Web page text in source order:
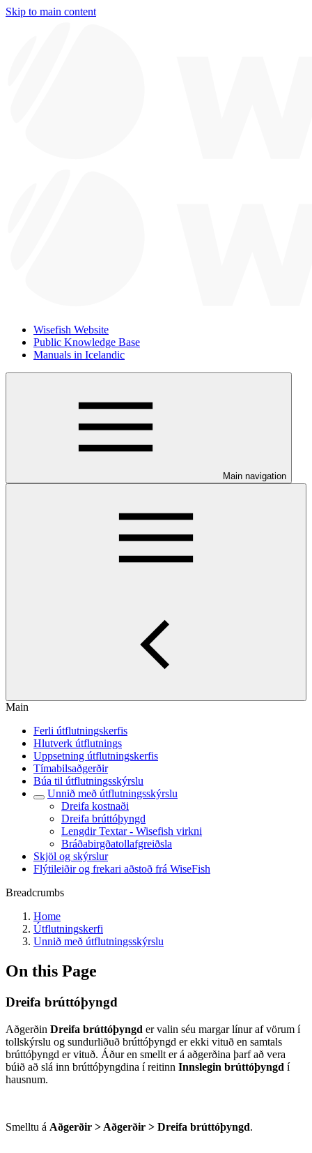
Skip to main content
Wisefish Website
Public Knowledge Base
Manuals in Icelandic
Main navigation
Main
Ferli útflutningskerfis
Hlutverk útflutnings
Uppsetning útflutningskerfis
Tímabilsaðgerðir
Búa til útflutningsskýrslu
Unnið með útflutningsskýrslu
Dreifa kostnaði
Dreifa brúttóþyngd
Lengdir Textar - Wisefish virkni
Bráðabirgðatollafgreiðsla
Skjöl og skýrslur
Flýtileiðir og frekari aðstoð frá WiseFish
Breadcrumbs
Home
Útflutningskerfi
Unnið með útflutningsskýrslu
On this Page
Dreifa brúttóþyngd
Aðgerðin Dreifa brúttóþyngd er valin séu margar línur af vörum í
tollskýrslu og sundurliðuð brúttóþyngd er ekki vituð en samtals
brúttóþyngd er vituð. Áður en smellt er á aðgerðina þarf að vera
búið að slá inn brúttóþyngdina í reitinn Innslegin brúttóþyngd í
hausnum.
Smelltu á Aðgerðir > Aðgerðir > Dreifa brúttóþyngd.